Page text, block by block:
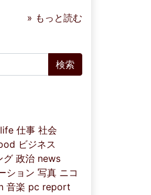
» もっと読む
life 仕事 社会
ビジネス
グ 政治 news
ション 写真 ニコ
音楽 pc report